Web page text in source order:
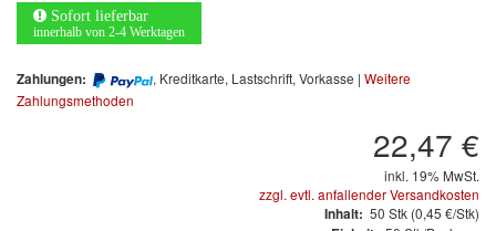
Informationsmaterial
MARKEN
Sofort lieferbar
innerhalb von 2-4 Werktagen
Zahlungen: , Kreditkarte, Lastschrift, Vorkasse | Weitere
Zahlungsmethoden
22,47 €
inkl. 19% MwSt.
zzgl. evtl. anfallender Versandkosten
Inhalt: 50 Stk (0,45 €/Stk)